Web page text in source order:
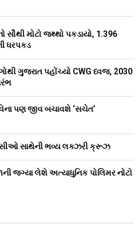
C
સૌથી મોટો જથ્થો પકડાયો, 1.396
ધરપકડ
ગુજરાત પહોંચ્યો CWG ધ્વજ, 2030
પણ જીવ બચાવશે ‘સચેત’
સાથેની ભવ્ય લક્ઝરી ક્રૂઝ
જગ્યા લેશે અત્યાધુનિક પોલિમર નોટો